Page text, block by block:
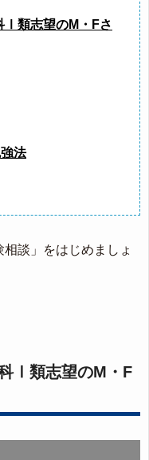
Ⅰ類志望のM・Fさ
法
談」をはじめましょ
Ⅰ類志望のM・F